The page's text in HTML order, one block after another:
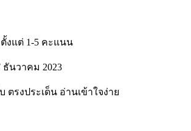
ตั้งแต่ 1-5 คะแนน
ธันวาคม 2023
ตรงประเด็น อ่านเข้าใจง่าย